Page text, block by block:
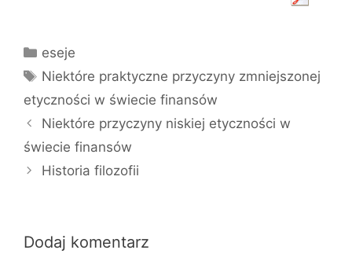
Kategorie
eseje
Tagi
Niektóre praktyczne przyczyny zmniejszonej
etyczności w świecie finansów
Niektóre przyczyny niskiej etyczności w
świecie finansów
Historia filozofii
Dodaj komentarz